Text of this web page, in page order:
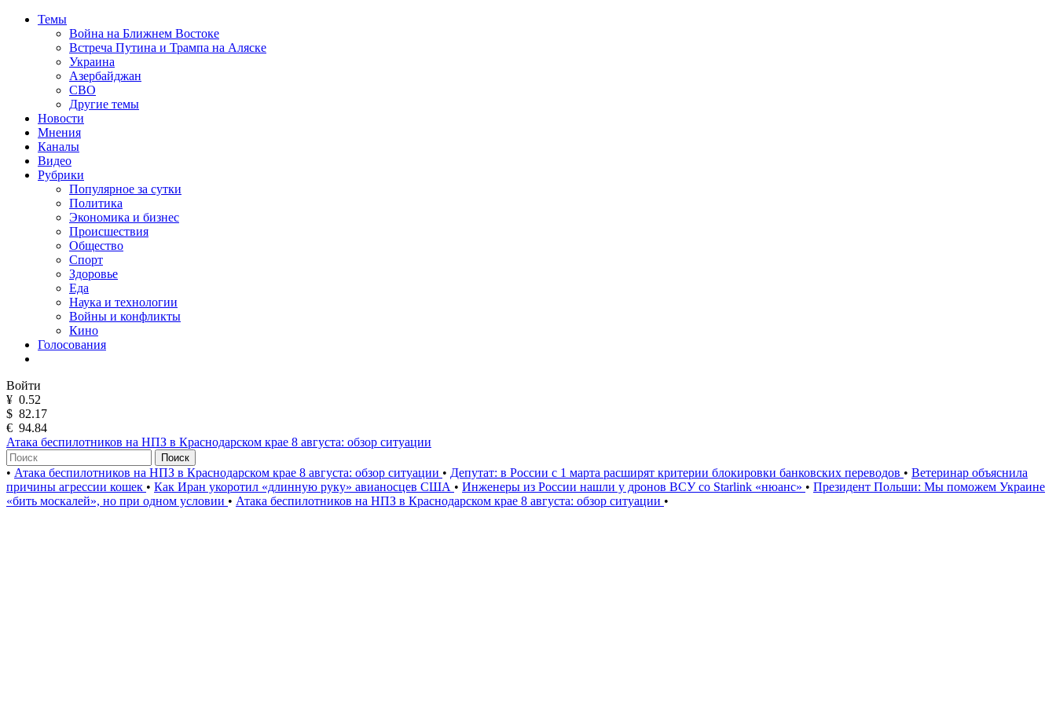
Темы
Война на Ближнем Востоке
Встреча Путина и Трампа на Аляске
Украина
Азербайджан
СВО
Другие темы
Новости
Мнения
Каналы
Видео
Рубрики
Популярное за сутки
Политика
Экономика и бизнес
Происшествия
Общество
Спорт
Здоровье
Еда
Наука и технологии
Войны и конфликты
Кино
Голосования
Войти
¥ 0.52
$ 82.17
€ 94.84
Атака беспилотников на НПЗ в Краснодарском крае 8 августа: обзор ситуации
Поиск
• Атака беспилотников на НПЗ в Краснодарском крае 8 августа: обзор ситуации • Депутат: в России с 1 марта расширят критерии блокировки банковских переводов • Ветеринар объяснила
причины агрессии кошек • Как Иран укоротил «длинную руку» авианосцев США • Инженеры из России нашли у дронов ВСУ со Starlink «нюанс» • Президент Польши: Мы поможем Украине
«бить москалей», но при одном условии • Атака беспилотников на НПЗ в Краснодарском крае 8 августа: обзор ситуации •